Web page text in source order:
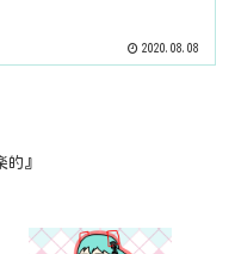
2020.08.08
的』